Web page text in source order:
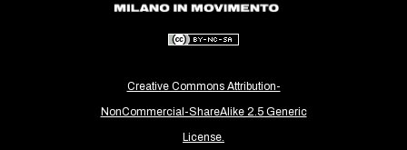
AMERICHE
ESTREMO ORIENTE
MEDIO ORIENTE
MONDO
Creative Commons Attribution-
NonCommercial-ShareAlike 2.5 Generic
License.